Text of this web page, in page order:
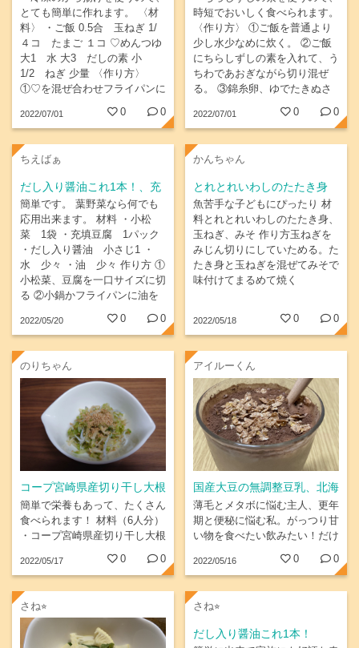
とても簡単に作れます。 〈材
料〉 ・ご飯 0.5合 玉ねぎ 1/
４コ たまご １コ ♡めんつゆ
大1 水 大3 だしの素 小
1/2 ねぎ 少量 〈作り方〉
①♡を混ぜ合わせフライパンに
玉ねぎとともに３分程加熱す
る。 ②COOP国産素材国産若
鶏からあげを一口大に切り、フ
ライパンにに加え１分ほど加熱
しなじませる。...
2022/07/01 0 0
時短でおいしく食べられます。
〈作り方〉 ①ご飯を普通より
少し水少なめに炊く。 ②ご飯
にちらしずしの素を入れて、う
ちわであおぎながら切り混ぜ
る。 ③錦糸卵、ゆでたきぬさ
びを解凍して用意する。 ④②
の上に③を彩り良くもりつけ
る。 できあがり！！
2022/07/01 0 0
ちえばぁ
だし入り醤油これ1本！、充
填豆腐
簡単です。 葉野菜なら何でも
応用出来ます。 材料 ・小松
菜 1袋 ・充填豆腐 1パック
・だし入り醤油 小さじ1 ・
水 少々 ・油 少々 作り方 ①
小松菜、豆腐を一口サイズに切
る ②小鍋かフライパンに油を
ひき小松菜を炒める。しんなり
してきたら豆腐を入れて火を通
ひたひたになる位まで足しだし
入り醤油を入れ味を調えたら出
来上がり。...
2022/05/20 0 0
かんちゃん
とれとれいわしのたたき身
魚苦手な子どもにぴったり 材
料とれとれいわしのたたき身、
玉ねぎ、みそ 作り方玉ねぎを
みじん切りにしていためる。た
たき身と玉ねぎを混ぜてみそで
味付けてまるめて焼く
2022/05/18 0 0
のりちゃん
コープ宮崎県産切り干し大根
25㌘、コープクオリティ手
ずり風すりごま、ふっくらし
らす干し
簡単で栄養もあって、たくさん
食べられます！ 材料（6人分）
・コープ宮崎県産切り干し大根
枚 ・かんたん酢 大さじ5〜6杯
・手ずり風すりごま...
2022/05/17 0 0
アイルーくん
国産大豆の無調整豆乳、北海
道の大豆100%使用きな粉、
ザクザク食感のもち麦シリア
ル、純ココア、カナダ産はち
みつ
薄毛とメタボに悩む主人、更年
期と便秘に悩む私。がっつり甘
い物を食べたい飲みたい！だけ
で生まれたレシピです。...
2022/05/16 0 0
さね⭐︎ さね⭐︎
だし入り醤油これ1本！